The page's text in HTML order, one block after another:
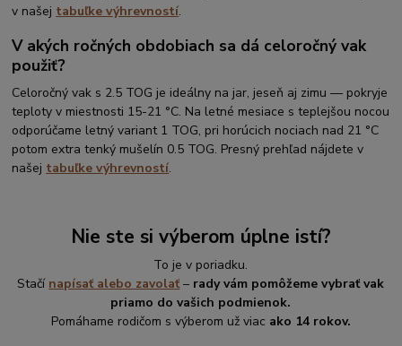
v našej tabuľke výhrevností.
V akých ročných obdobiach sa dá celoročný vak
použiť?
Celoročný vak s 2.5 TOG je ideálny na jar, jeseň aj zimu — pokryje
teploty v miestnosti 15-21 °C. Na letné mesiace s teplejšou nocou
odporúčame letný variant 1 TOG, pri horúcich nociach nad 21 °C
potom extra tenký mušelín 0.5 TOG. Presný prehľad nájdete v
našej tabuľke výhrevností.
Nie ste si výberom úplne istí?
To je v poriadku.
Stačí napísať alebo zavolať– rady vám pomôžeme vybrať vak
priamo do vašich podmienok.
Pomáhame rodičom s výberom už viac ako 14 rokov.